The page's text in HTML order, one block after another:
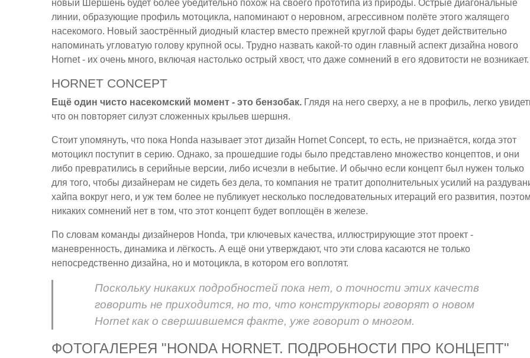
новый Шершень будет более убедительно похож на своего прототипа из природы. Острые диагональные
линии, образующие профиль мотоцикла, напоминают о неровном, агрессивном полёте этого жалящего
насекомого. Новый заострённый диодный кластер вместо прежней круглой фары будет действительно
напоминать угловатую голову крупной осы. Трудно назвать какой-то один главный аспект дизайна нового
Hornet - их очень много, включая настолько острый хвост, что даже сомнений в его ядовитости не возникает.
HORNET CONCEPT
Ещё один чисто насекомский момент - это бензобак. Глядя на него сверху, а не в профиль, легко
что он повторяет силуэт сложенных крыльев шершня.
Стоит упомянуть, что пока Honda называет этот дизайн Hornet Concept, то есть, не признаётся, когда этот
мотоцикл поступит в серию. Однако, за прошедшие годы было представлено множество концептов, и они
либо превратились в серийные версии, либо исчезли в небытие. И обычно если концепт был нужен только
для того, чтобы дизайнерам не сидеть без дела, то компания не тратит дополнительных усилий на
хайпа вокруг него, и уж тем более не публикует несколько последовательных итераций его развития,
никаких сомнений нет в том, что этот концепт будет воплощён в железе.
По словам команды дизайнеров Honda, три ключевых качества, иллюстрирующие этот проект -
маневренность, динамика и лёгкость. А ещё они утверждают, что эти слова касаются не только
непосредственно дизайна, но и мотоцикла, в котором его воплотят.
Поскольку никаких подробностей пока нет, о точности этих качеств
говорить не приходится, но то, что конструкторы говорят о новом
Hornet как о свершившемся факте, уже говорит о многом.
ФОТОГАЛЕРЕЯ "HONDA HORNET. ПОДРОБНОСТИ ПРО КОНЦЕПТ"